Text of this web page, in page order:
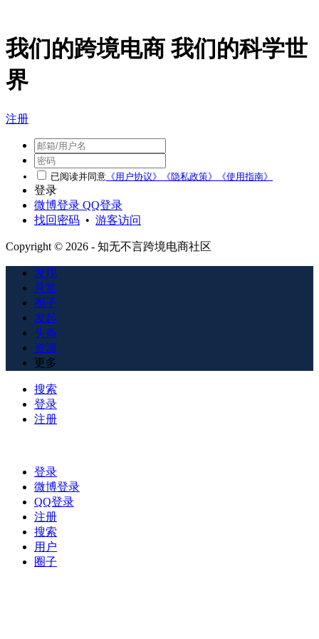
我们的跨境电商 我们的科学世
界
注册
已阅读并同意 《用户协议》 《隐私政策》 《使用指南》
登录
微博登录 QQ登录
找回密码 • 游客访问
Copyright © 2026 - 知无不言跨境电商社区
发现
悬赏
圈子
发起
头条
资源
更多
搜索
登录
注册
登录
微博登录
QQ登录
注册
搜索
用户
圈子